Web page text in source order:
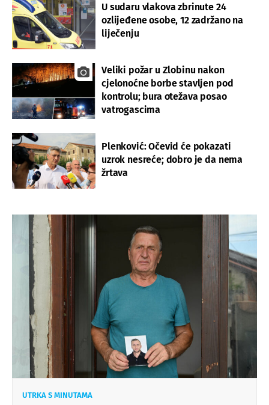
U sudaru vlakova zbrinute 24
ozlijeđene osobe, 12 zadržano na
liječenju
Veliki požar u Zlobinu nakon
cjelonoćne borbe stavljen pod
kontrolu; bura otežava posao
vatrogascima
Plenković: Očevid će pokazati
uzrok nesreće; dobro je da nema
žrtava
UTRKA S MINUTAMA